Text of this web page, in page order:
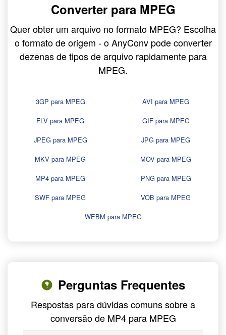
Converter para MPEG
Quer obter um arquivo no formato MPEG? Escolha
o formato de origem - o AnyConv pode converter
dezenas de tipos de arquivo rapidamente para
MPEG.
3GP para MPEG
AVI para MPEG
FLV para MPEG
GIF para MPEG
JPEG para MPEG
JPG para MPEG
MKV para MPEG
MOV para MPEG
MP4 para MPEG
PNG para MPEG
SWF para MPEG
VOB para MPEG
WEBM para MPEG
Perguntas Frequentes
Respostas para dúvidas comuns sobre a
conversão de MP4 para MPEG